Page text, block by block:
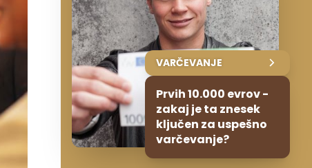
VARČEVANJE
Prvih 10.000 evrov -
zakaj je ta znesek
ključen za uspešno
varčevanje?